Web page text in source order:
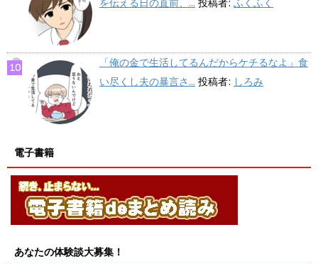
を伝える日の直前、... 投稿者: ふくふく
「俺の金で生活してるんだからケチるなよ」食
い尽くし夫の暴言さ... 投稿者: しろみ
電子書籍
あなたの体験談大募集！